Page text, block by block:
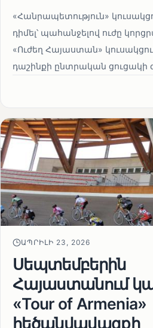
«Հանրապետություն»
դիմել՝ պահանջելով ուժը
«Ուժեղ Հայաստան»
դաշինքի ընտրական ցուցակի
ԱՊՐԻԼԻ 23, 2026
Սեպտեմբերին
Հայաստանում
«Tour of Armenia»
հեծանվավազքի